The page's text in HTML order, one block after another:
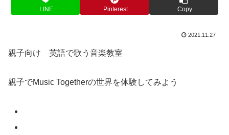
LINE Pinterest Copy
2021.11.27
親子向け 英語で歌う音楽教室
親子でMusic Togetherの世界を体験してみよう